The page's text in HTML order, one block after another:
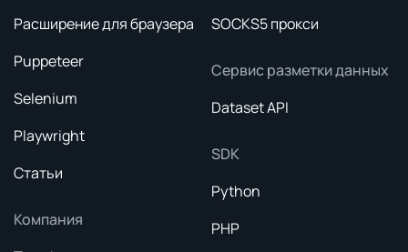
Расширение для браузера
Puppeteer
Selenium
Playwright
Статьи
Компания
SOCKS5 прокси
Сервис разметки данных
Dataset API
SDK
Python
PHP